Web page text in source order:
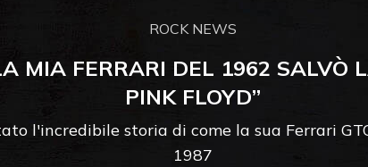
ROCK NEWS
MIA FERRARI DEL 1962 SALVÒ
PINK FLOYD”
l'incredibile storia di come la sua Ferrari
1987